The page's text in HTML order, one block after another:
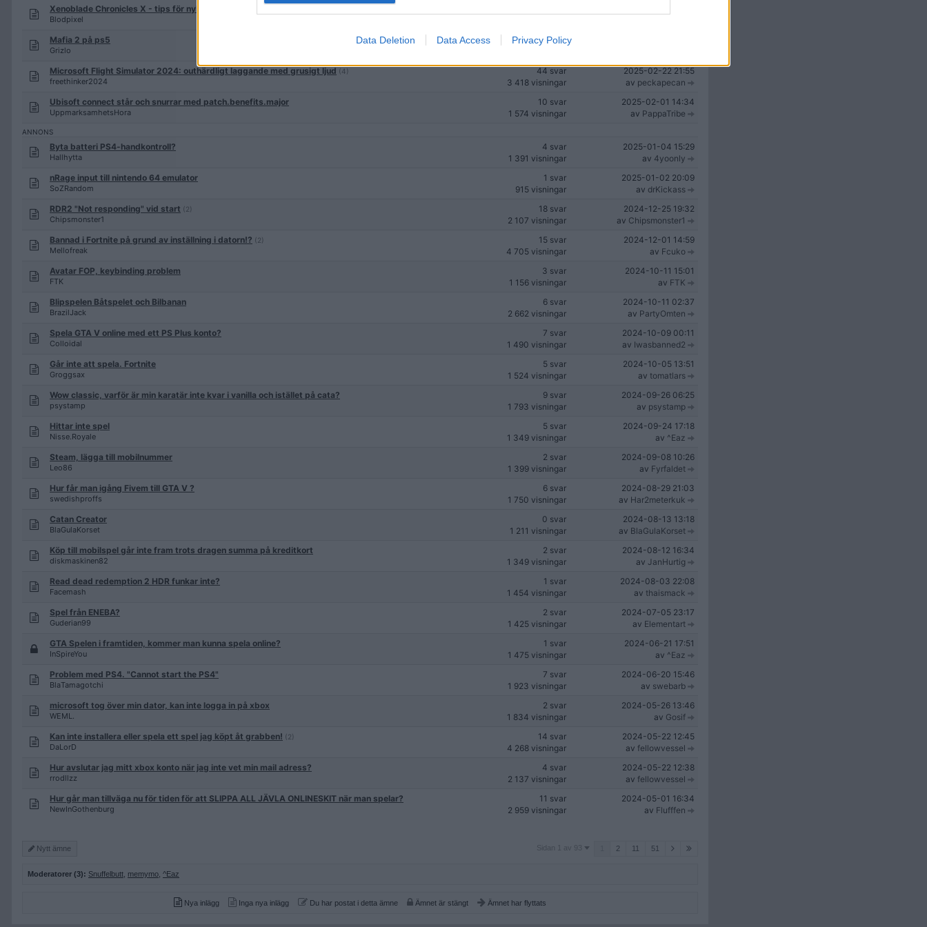
Data Deletion Data Access Privacy Policy
Xenoblade Chronicles X - tips för nybörjare?
Blodpixel
Mafia 2 på ps5
Grizlo
2 svar
Microsoft Flight Simulator 2024: outhärdligt laggande med grusigt ljud (4)
freethinker2024
44 svar
3 418 visningar
2025-02-22 21:55
av peckapecan
Ubisoft connect står och snurrar med patch.benefits.major
UppmarksamhetsHora
10 svar
1 574 visningar
2025-02-01 14:34
av PappaTribe
Byta batteri PS4-handkontroll?
Hallhytta
4 svar
1 391 visningar
2025-01-04 15:29
av 4yoonly
nRage input till nintendo 64 emulator
SoZRandom
1 svar
915 visningar
2025-01-02 20:09
av drKickass
RDR2 "Not responding" vid start (2)
Chipsmonster1
18 svar
2 107 visningar
2024-12-25 19:32
av Chipsmonster1
Bannad i Fortnite på grund av inställning i datorn!? (2)
Mellofreak
15 svar
4 705 visningar
2024-12-01 14:59
av Fcuko
Avatar FOP, keybinding problem
FTK
3 svar
1 156 visningar
2024-10-11 15:01
av FTK
Blipspelen Båtspelet och Bilbanan
BrazilJack
6 svar
2 662 visningar
2024-10-11 02:37
av PartyOmten
Spela GTA V online med ett PS Plus konto?
Colloidal
7 svar
1 490 visningar
2024-10-09 00:11
av Iwasbanned2
Går inte att spela. Fortnite
Groggsax
5 svar
1 524 visningar
2024-10-05 13:51
av tomatlars
Wow classic, varför är min karatär inte kvar i vanilla och istället på cata?
psystamp
9 svar
1 793 visningar
2024-09-26 06:25
av psystamp
Hittar inte spel
Nisse.Royale
5 svar
1 349 visningar
2024-09-24 17:18
av ^Eaz
Steam, lägga till mobilnummer
Leo86
2 svar
1 399 visningar
2024-09-08 10:26
av Fyrfaldet
Hur får man igång Fivem till GTA V ?
swedishproffs
6 svar
1 750 visningar
2024-08-29 21:03
av Har2meterkuk
Catan Creator
BlaGulaKorset
0 svar
1 211 visningar
2024-08-13 13:18
av BlaGulaKorset
Köp till mobilspel går inte fram trots dragen summa på kreditkort
diskmaskinen82
2 svar
1 349 visningar
2024-08-12 16:34
av JanHurtig
Read dead redemption 2 HDR funkar inte?
Facemash
1 svar
1 454 visningar
2024-08-03 22:08
av thaismack
Spel från ENEBA?
Guderian99
2 svar
1 425 visningar
2024-07-05 23:17
av Elementart
GTA Spelen i framtiden, kommer man kunna spela online?
InSpireYou
1 svar
1 475 visningar
2024-06-21 17:51
av ^Eaz
Problem med PS4. "Cannot start the PS4"
BlaTamagotchi
7 svar
1 923 visningar
2024-06-20 15:46
av swebarb
microsoft tog över min dator, kan inte logga in på xbox
WEML.
2 svar
1 834 visningar
2024-05-26 13:46
av Gosif
Kan inte installera eller spela ett spel jag köpt åt grabben! (2)
DaLorD
14 svar
4 268 visningar
2024-05-22 12:45
av fellowvessel
Hur avslutar jag mitt xbox konto när jag inte vet min mail adress?
rrodllzz
4 svar
2 137 visningar
2024-05-22 12:38
av fellowvessel
Hur går man tillväga nu för tiden för att SLIPPA ALL JÄVLA ONLINESKIT när man spelar?
NewInGothenburg
11 svar
2 959 visningar
2024-05-01 16:34
av Flufffen
Nytt ämne
Sidan
Sidan 1 av 93 2 11 51
Moderatorer (3): Snuffelbutt memymo ^Eaz
Nya inlägg Inga nya inlägg Du har postat i detta ämne Ämnet är stängt Ämnet har flyttats